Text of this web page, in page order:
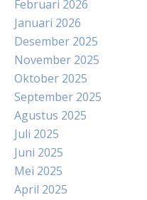
Februari 2026
Januari 2026
Desember 2025
November 2025
Oktober 2025
September 2025
Agustus 2025
Juli 2025
Juni 2025
Mei 2025
April 2025